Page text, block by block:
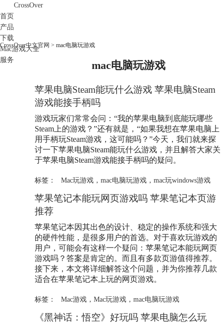
CrossOver
首页
产品
下载
Mac游戏大全
服务
CrossOver中文官网 > mac电脑玩游戏
mac电脑玩游戏
苹果电脑Steam能玩什么游戏 苹果电脑Steam
游戏能接手柄吗
游戏玩家们常常会问：“我的苹果电脑到底能玩哪些
Steam上的游戏？”还有就是，“如果我想在苹果电脑上
用手柄玩Steam游戏，这可能吗？”今天，我们就来探
讨一下苹果电脑Steam能玩什么游戏，并且解答大家关
于苹果电脑Steam游戏能接手柄吗的疑问。
标签： Mac玩游戏， mac电脑玩游戏， mac玩windows游戏
苹果笔记本能玩网页游戏吗 苹果笔记本页游
推荐
苹果笔记本因其出色的设计、稳定的操作系统和强大
的硬件性能，是很多用户的首选。对于喜欢玩游戏的
用户，可能会有这样一个疑问：苹果笔记本能玩网页
游戏吗？答案是肯定的。而且有多款页游值得推荐。
接下来，本文将详细解答这个问题，并为你推荐几款
适合在苹果笔记本上玩的网页游戏。
标签： Mac游戏， Mac玩游戏， mac电脑玩游戏
《黑神话：悟空》好玩吗 苹果电脑怎么玩